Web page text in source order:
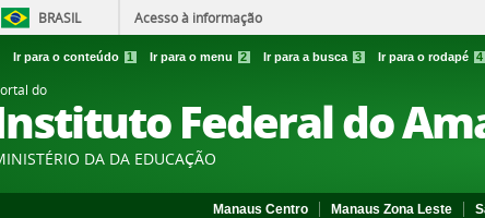
BRASIL Acesso à informação
Ir para o conteúdo 1 Ir para o menu 2 Ir para a busca 3 Ir para o rodapé 4
do Federal do
DA DA EDUCAÇÃO
Manaus Centro Manaus Zona Leste